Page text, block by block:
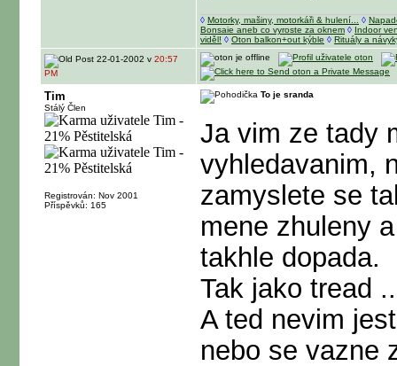
◊ Motorky, mašiny, motorkáři & hulení... ◊
Bonsaie aneb co vyroste za oknem ◊ Indoor
viděl! ◊ Oton balkon+out kýble ◊ Rituály a
22-01-2002 v 20:57
PM
Tim
Stálý Člen
Registrován: Nov 2001
Příspěvků: 165
To je sranda
Ja vim ze tady
vyhledavanim,
zamyslete se
mene zhuleny
takhle dopada.
Tak jako tread
A ted nevim
nebo se vazne